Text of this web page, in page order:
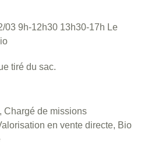
03 9h-12h30 13h30-17h Le
tiré du sac.
Chargé de missions
en vente directe, Bio